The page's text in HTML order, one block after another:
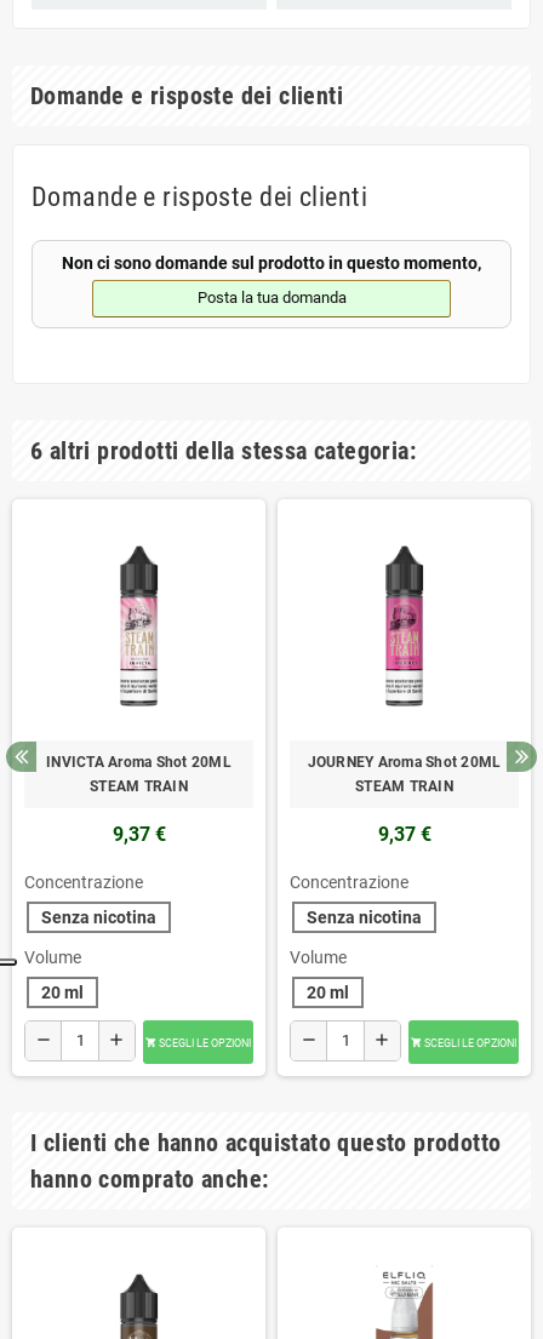
Domande e risposte dei clienti
Domande e risposte dei clienti
Non ci sono domande sul prodotto in questo momento,
Posta la tua domanda
6 altri prodotti della stessa categoria:
INVICTA Aroma Shot 20ML
STEAM TRAIN
9,37 €
Concentrazione
Senza nicotina
Volume
20 ml
remove add  SCEGLI LE OPZIONI
JOURNEY Aroma Shot 20ML
STEAM TRAIN
9,37 €
Concentrazione
Senza nicotina
Volume
20 ml
remove add  SCEGLI LE OPZIONI
I clienti che hanno acquistato questo prodotto
hanno comprato anche: